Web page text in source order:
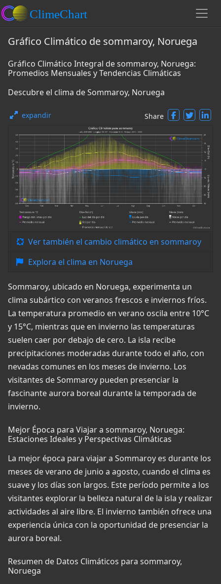
Gráfico Climático de sommaroy, Noruega
Gráfico Climático Integral de sommaroy, Noruega:
Promedios Mensuales y Tendencias Climáticas
Descubre el clima de Sommaroy, Noruega
expandir Share
Ver también el cambio climático en sommaroy
Explora el clima en Noruega
Sommaroy, ubicado en Noruega, experimenta un
clima subártico con veranos frescos e inviernos fríos.
La temperatura promedio en verano oscila entre 10°C
y 15°C, mientras que en invierno las temperaturas
suelen caer por debajo de cero. La isla recibe
precipitaciones moderadas durante todo el año, con
nevadas comunes en los meses de invierno. Los
visitantes de Sommaroy pueden presenciar la
fascinante aurora boreal durante la temporada de
invierno.
Mejor Época para Viajar a sommaroy, Noruega:
Estaciones Ideales y Perspectivas Climáticas
La mejor época para viajar a Sommaroy es durante los
meses de verano de junio a agosto, cuando el clima es
suave y los días son largos. Este período permite a los
visitantes explorar la belleza natural de la isla y realizar
actividades al aire libre. El invierno también ofrece una
experiencia única con la oportunidad de presenciar la
aurora boreal.
Resumen de Datos Climáticos para sommaroy,
Noruega